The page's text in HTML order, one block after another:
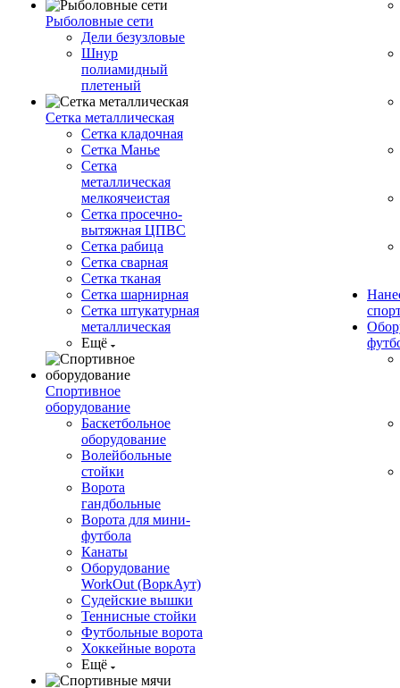
Рыболовные сети
Дели безузловые
Шнур
полиамидный
плетеный
Сетка металлическая
Сетка кладочная
Сетка Манье
Сетка
металлическая
мелкоячеистая
Сетка просечно-
вытяжная ЦПВС
Сетка рабица
Сетка сварная
Сетка тканая
Сетка шарнирная
Сетка штукатурная
металлическая
Ещё
Спортивное
оборудование
Баскетбольное
оборудование
Волейбольные
стойки
Ворота
гандбольные
Ворота для мини-
футбола
Канаты
Оборудование
WorkOut (ВоркАут)
Судейские вышки
Теннисные стойки
Футбольные ворота
Хоккейные ворота
Ещё